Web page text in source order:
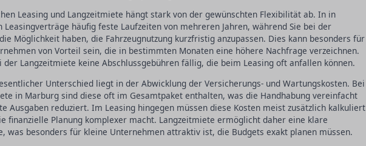
Leasing und Langzeitmiete hängt stark von der gewünschten Flexibilität ab. In in
Leasingverträge häufig feste Laufzeiten von mehreren Jahren, während Sie bei der
Möglichkeit haben, die Fahrzeugnutzung kurzfristig anzupassen. Dies kann besonders für
von Vorteil sein, die in bestimmten Monaten eine höhere Nachfrage verzeichnen.
der Langzeitmiete keine Abschlussgebühren fällig, die beim Leasing oft anfallen können.
Unterschied liegt in der Abwicklung der Versicherungs- und Wartungskosten. Bei
in Marburg sind diese oft im Gesamtpaket enthalten, was die Handhabung vereinfacht
Ausgaben reduziert. Im Leasing hingegen müssen diese Kosten meist zusätzlich kalkuliert
finanzielle Planung komplexer macht. Langzeitmiete ermöglicht daher eine klare
was besonders für kleine Unternehmen attraktiv ist, die Budgets exakt planen müssen.